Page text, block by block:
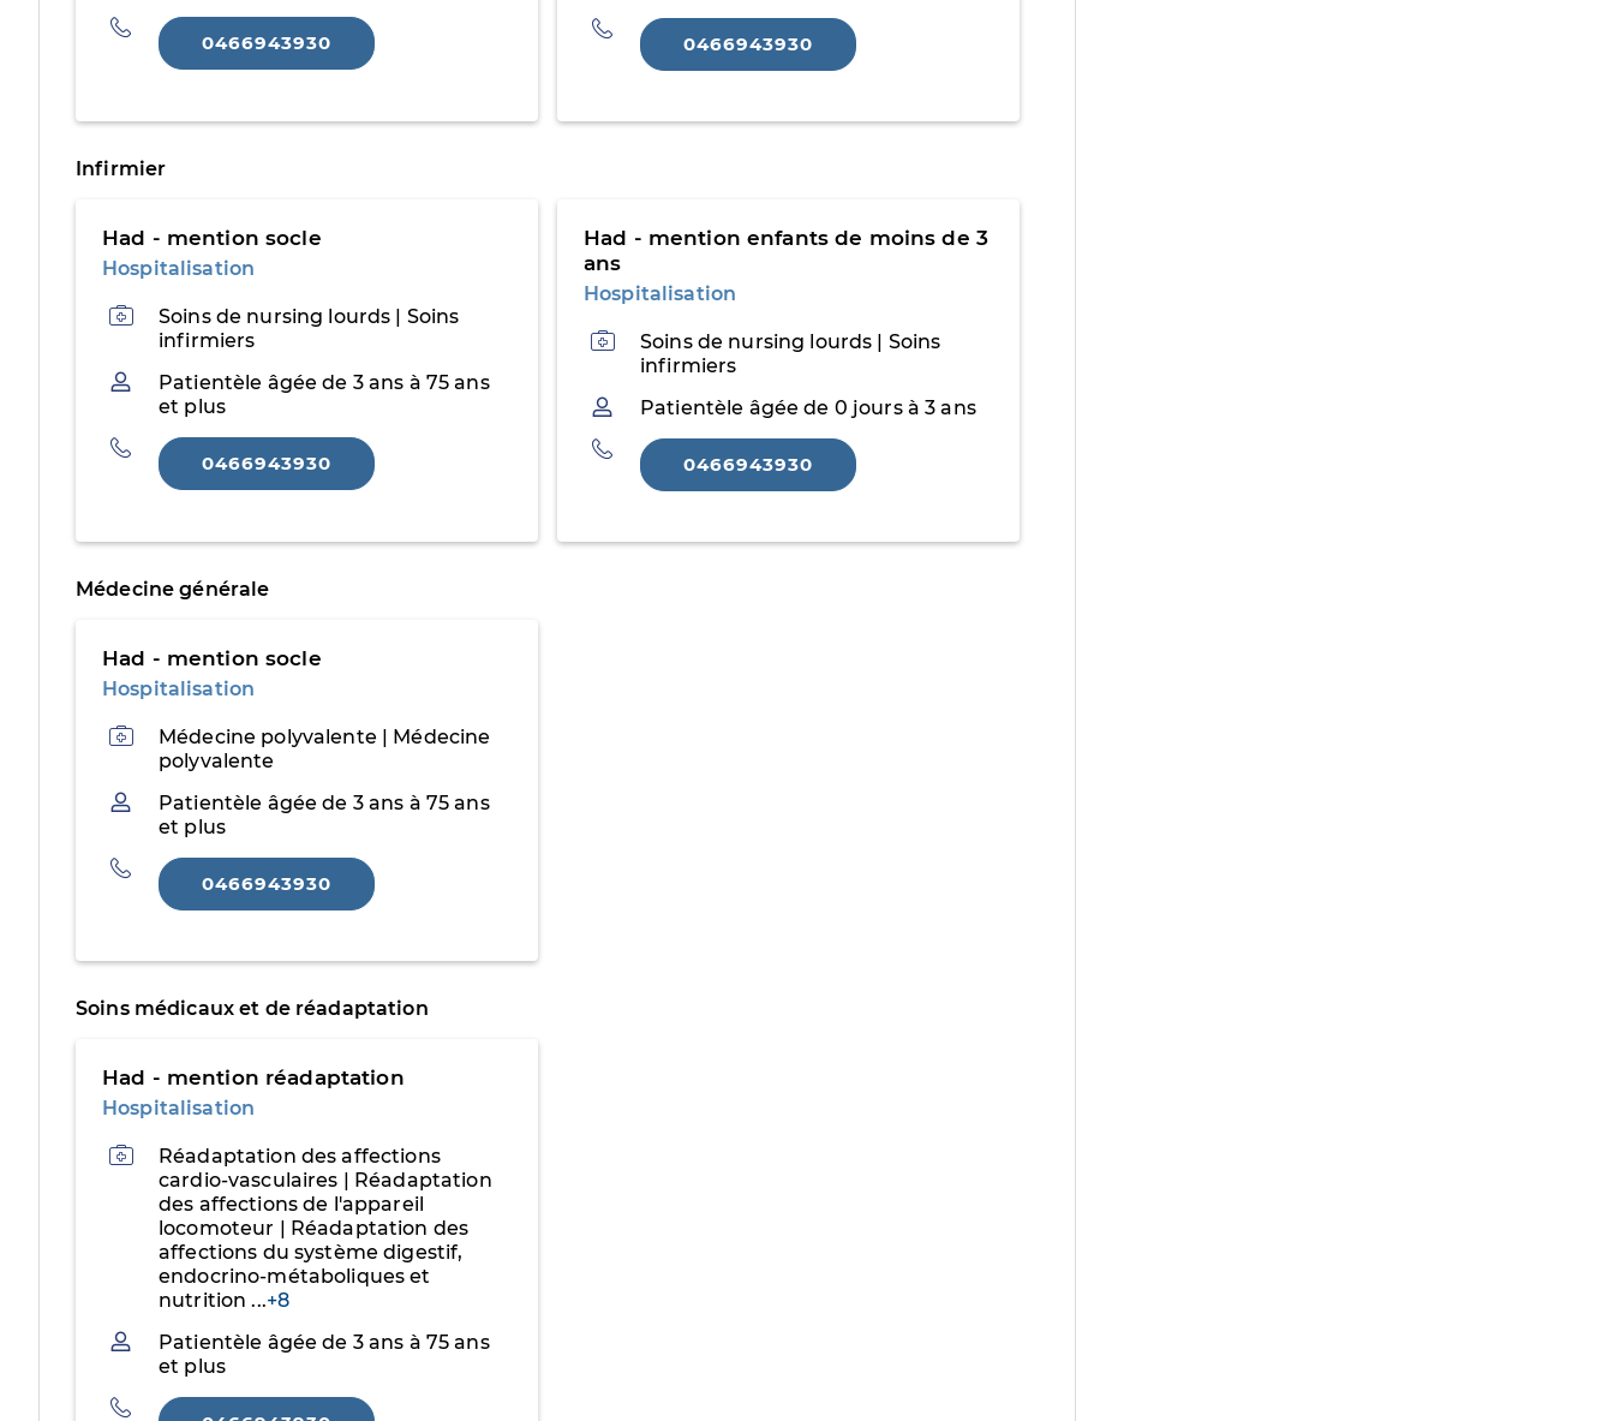
Téléphone
0466943930
Téléphone
0466943930
Infirmier
Had - mention socle
Hospitalisation
ActivitésSoins de nursing lourds | Soins
infirmiers
PatientèlePatientèle âgée de 3 ans à 75 ans
et plus
Téléphone
0466943930
Had - mention enfants de moins de 3
ans
Hospitalisation
ActivitésSoins de nursing lourds | Soins
infirmiers
PatientèlePatientèle âgée de 0 jours à 3 ans
Téléphone
0466943930
Médecine générale
Had - mention socle
Hospitalisation
ActivitésMédecine polyvalente | Médecine
polyvalente
PatientèlePatientèle âgée de 3 ans à 75 ans
et plus
Téléphone
0466943930
Soins médicaux et de réadaptation
Had - mention réadaptation
Hospitalisation
ActivitésRéadaptation des affections
cardio-vasculaires | Réadaptation
des affections de l'appareil
locomoteur | Réadaptation des
affections du système digestif,
endocrino-métaboliques et
nutrition...+8
PatientèlePatientèle âgée de 3 ans à 75 ans
et plus
Téléphone